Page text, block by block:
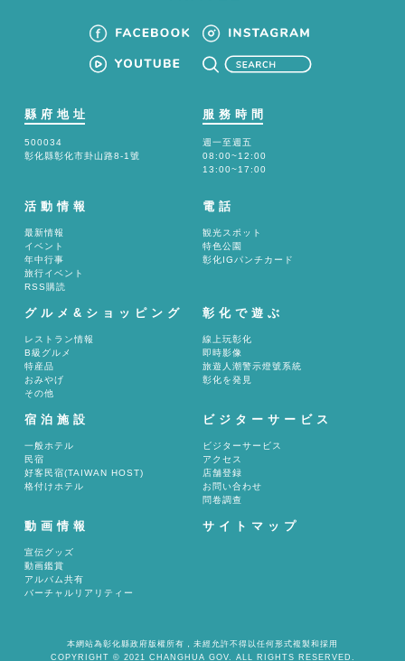
縣府地址
500034
彰化縣彰化市卦山路8-1號
服務時間
週一至週五
08:00~12:00
13:00~17:00
活動情報
最新情報
イベント
年中行事
旅行イベント
RSS購読
電話
観光スポット
特色公園
彰化IGパンチカード
グルメ&ショッピング
レストラン情報
B級グルメ
特産品
おみやげ
その他
彰化で遊ぶ
線上玩彰化
即時影像
旅遊人潮警示燈號系統
彰化を発見
宿泊施設
一般ホテル
民宿
好客民宿(TAIWAN HOST)
格付けホテル
ビジターサービス
ビジターサービス
アクセス
店舗登録
お問い合わせ
問卷調查
動画情報
宣伝グッズ
動画鑑賞
アルバム共有
バーチャルリアリティー
サイトマップ
本網站為彰化縣政府版權所有，未經允許不得以任何形式複製和採用
COPYRIGHT © 2021 CHANGHUA GOV. ALL RIGHTS RESERVED.